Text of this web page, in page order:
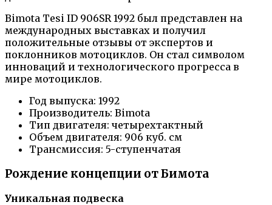
Bimota Tesi ID 906SR 1992 был представлен на
международных выставках и получил
положительные отзывы от экспертов и
поклонников мотоциклов. Он стал символом
инноваций и технологического прогресса в
мире мотоциклов.
Год выпуска: 1992
Производитель: Bimota
Тип двигателя: четырехтактный
Объем двигателя: 906 куб. см
Трансмиссия: 5-ступенчатая
Рождение концепции от Бимота
Уникальная подвеска